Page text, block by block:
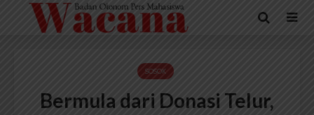
SOSOK
Bermula dari Donasi Telur,